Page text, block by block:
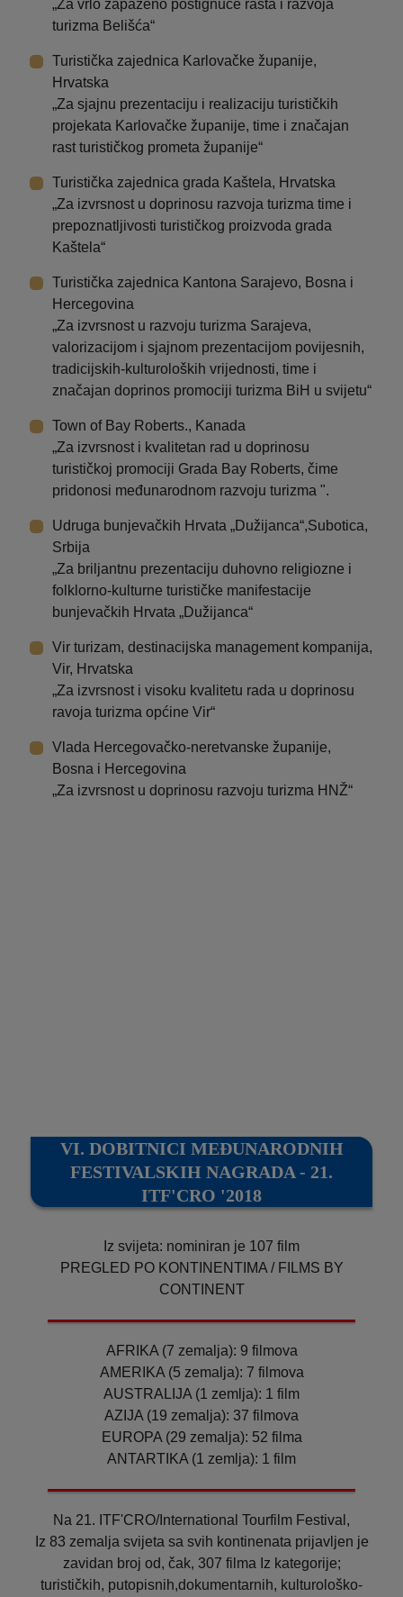
„Za vrlo zapaženo postignuće rasta i razvoja
turizma Belišća“
Turistička zajednica Karlovačke županije,
Hrvatska
„Za sjajnu prezentaciju i realizaciju turističkih
projekata Karlovačke županije, time i značajan
rast turističkog prometa županije“
Turistička zajednica grada Kaštela, Hrvatska
„Za izvrsnost u doprinosu razvoja turizma time i
prepoznatljivosti turističkog proizvoda grada
Kaštela“
Turistička zajednica Kantona Sarajevo, Bosna i
Hercegovina
„Za izvrsnost u razvoju turizma Sarajeva,
valorizacijom i sjajnom prezentacijom povijesnih,
tradicijskih-kulturoloških vrijednosti, time i
značajan doprinos promociji turizma BiH u svijetu“
Town of Bay Roberts., Kanada
„Za izvrsnost i kvalitetan rad u doprinosu
turističkoj promociji Grada Bay Roberts, čime
pridonosi međunarodnom razvoju turizma ".
Udruga bunjevačkih Hrvata „Dužijanca“,Subotica,
Srbija
„Za briljantnu prezentaciju duhovno religiozne i
folklorno-kulturne turističke manifestacije
bunjevačkih Hrvata „Dužijanca“
Vir turizam, destinacijska management kompanija,
Vir, Hrvatska
„Za izvrsnost i visoku kvalitetu rada u doprinosu
ravoja turizma općine Vir“
Vlada Hercegovačko-neretvanske županije,
Bosna i Hercegovina
„Za izvrsnost u doprinosu razvoju turizma HNŽ“
VI. DOBITNICI MEĐUNARODNIH
FESTIVALSKIH NAGRADA - 21.
ITF'CRO '2018
Iz svijeta: nominiran je 107 film
PREGLED PO KONTINENTIMA / FILMS BY
CONTINENT
AFRIKA (7 zemalja): 9 filmova
AMERIKA (5 zemalja): 7 filmova
AUSTRALIJA (1 zemlja): 1 film
AZIJA (19 zemalja): 37 filmova
EUROPA (29 zemalja): 52 filma
ANTARTIKA (1 zemlja): 1 film
Na 21. ITF'CRO/International Tourfilm Festival,
Iz 83 zemalja svijeta sa svih kontinenata prijavljen je
zavidan broj od, čak, 307 filma Iz kategorije;
turističkih, putopisnih,dokumentarnih, kulturološko-